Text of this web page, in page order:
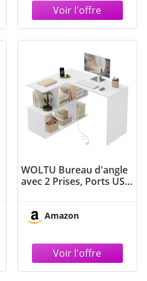
Naturel 70x57x85cm
FWT104-WN
WOLTU Bureau d'angle
avec 2 Prises, Ports USB
Rangement Ouvert à 2
Niveaux à Gauche, pour
Cabinet de Travail, en
Bois d'Ingénierie, Blanc
Amazon